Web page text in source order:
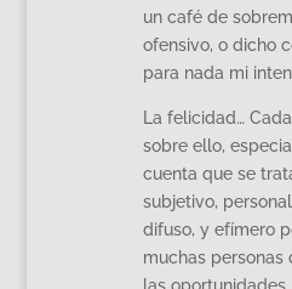
un café de
ofensivo, o dicho
para nada mi
La felicidad…
sobre ello,
cuenta que se
subjetivo,
difuso, y efímero
muchas personas